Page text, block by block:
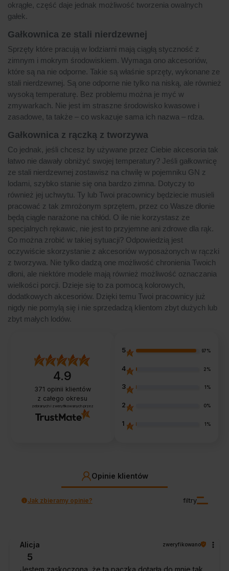
okrągłe, część daje jednak możliwość tworzenia owalnych
gałek.
Gałkownica ze stali nierdzewnej
Sprzęty które pracują w lodziarni mają ciągłą styczność z
zimnym i mokrym środowiskiem. Wymaga ono akcesoriów,
które są na nie odporne. Takie są właśnie sprzęty, wykonane ze
stali nierdzewnej. Są one odporne nie tylko na niską, ale również
wysoką temperaturę. Bez problemu można je myć w
zmywarkach. Nie jest im straszne środowisko kwasowe i
zasadowe, ta także – co wskazuje sama ich nazwa – rdza.
Gałkownica z rączką z tworzywa
Co jednak, jeśli chcesz by używane przez Ciebie akcesoria tak
łatwo nie dawały obniżyć swojej temperatury? Jeśli gałkownicę
ze stali nierdzewnej zostawisz na chwilę w pojemniku GN z
lodami, szybko stanie się ona bardzo zimna. Dotyczy to
również jej uchwytu. Ty lub Twoi pracownicy będziecie musieli
pracować z tak zmrożonym sprzętem, przez co Wasze dłonie
będą ciągle narażone na chłód. O ile nie korzystasz ze
specjalnych rękawic, nie jest to przyjemne ani zdrowe dla rąk.
Co można zrobić w takiej sytuacji? Odpowiedzią jest
oczywiście skorzystanie z akcesoriów wyposażonych w rączki
z tworzywa. Nie tylko dadzą one możliwość chronienia Twoich
dłoni, ale niektóre modele mają również możliwość oznaczania
wielkości porcji. Dzieje się to za pomocą kolorowych,
dodatkowych akcesoriów. Dzięki temu Twoi pracownicy już
nigdy nie pomylą się i nie sprzedadzą klientom zbyt dużych lub
zbyt małych lodów.
4.9
371 opinii klientów
z całego okresu
zebranych i zweryfikowanych przez
5 97%
4 2%
3 1%
2 0%
1 1%
Opinie klientów
filtry
Jak zbieramy opinie?
Alicja zweryfikowano
5
Jestem zaskoczona, że ta paczka dotarła do mnie tak